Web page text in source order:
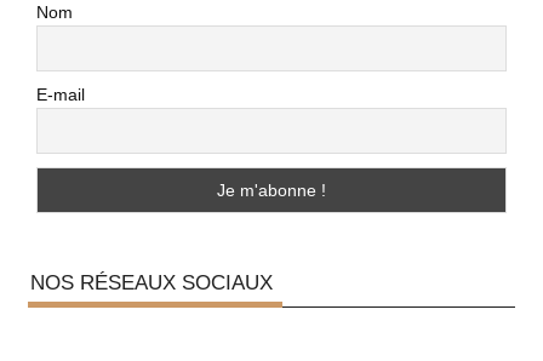
Nom
E-mail
NOS RÉSEAUX SOCIAUX